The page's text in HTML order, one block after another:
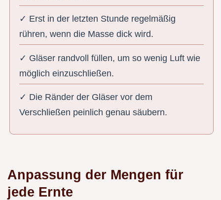
✓ Erst in der letzten Stunde regelmäßig
rühren, wenn die Masse dick wird.
✓ Gläser randvoll füllen, um so wenig Luft wie
möglich einzuschließen.
✓ Die Ränder der Gläser vor dem
Verschließen peinlich genau säubern.
Anpassung der Mengen für
jede Ernte